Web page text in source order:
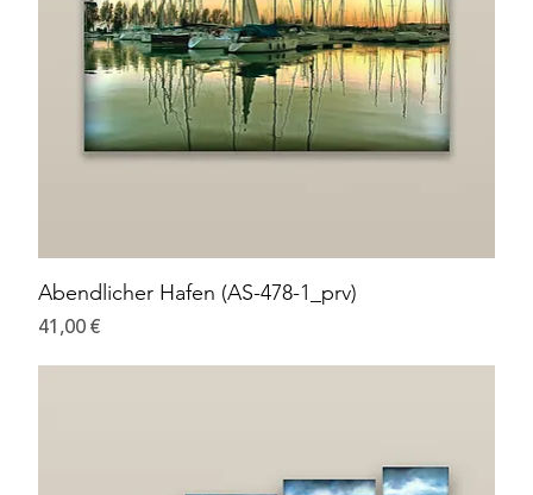
Abendlicher Hafen (AS-478-1_prv)
Preis
41,00 €